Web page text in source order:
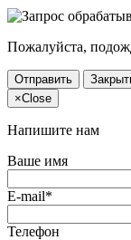
Пожалуйста,
Отправить
×Close
Напишите нам
Ваше имя
E-mail*
Телефон